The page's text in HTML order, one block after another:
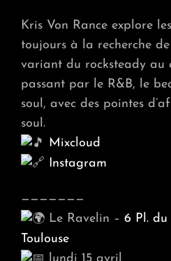
Kris Von Rance explore
toujours à la recherche
variant du rocksteady au
passant par le R&B, le
soul, avec des pointes
soul.
Mixcloud
Instagram
———————
Le Ravelin – 6 Pl. du
Toulouse